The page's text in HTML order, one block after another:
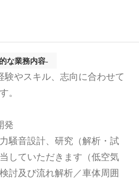
な業務内容-
験やスキル、志向に合わせて
。
発
騒音設計、研究（解析・試
していただきます（低空気
討及び流れ解析／車体周囲